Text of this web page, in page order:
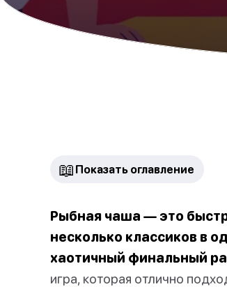
📖 Показать оглавление
Рыбная чаша — это
несколько классиков в
хаотичный финальный
игра, которая отлично